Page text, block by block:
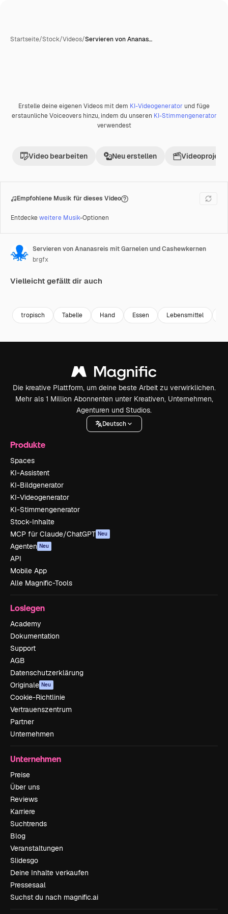
Startseite/Stock/Videos/Servieren von Ananas…
Premium
Erstelle deine eigenen Videos mit dem KI-Videogenerator und füge
erstaunliche Voiceovers hinzu, indem du unseren KI-Stimmengenerator
verwendest
Video bearbeiten Neu erstellen Videoprojekt
Empfohlene Musik für dieses Video
Entdeckeweitere Musik-Optionen
Servieren von Ananasreis mit Garnelen und Cashewkernen
brgfx
Vielleicht gefällt dir auch
tropisch Tabelle Hand Essen Lebensmittel
Die kreative Plattform, um deine beste Arbeit zu verwirklichen.
Mehr als 1 Million Abonnenten unter Kreativen, Unternehmen,
Agenturen und Studios.
Deutsch
Produkte
Spaces
KI-Assistent
KI-Bildgenerator
KI-Videogenerator
KI-Stimmengenerator
Stock-Inhalte
MCP für Claude/ChatGPT Neu
Agenten Neu
API
Mobile App
Alle Magnific-Tools
Loslegen
Academy
Dokumentation
Support
AGB
Datenschutzerklärung
Originale Neu
Cookie-Richtlinie
Vertrauenszentrum
Partner
Unternehmen
Unternehmen
Preise
Über uns
Reviews
Karriere
Suchtrends
Blog
Veranstaltungen
Slidesgo
Deine Inhalte verkaufen
Pressesaal
Suchst du nach magnific.ai